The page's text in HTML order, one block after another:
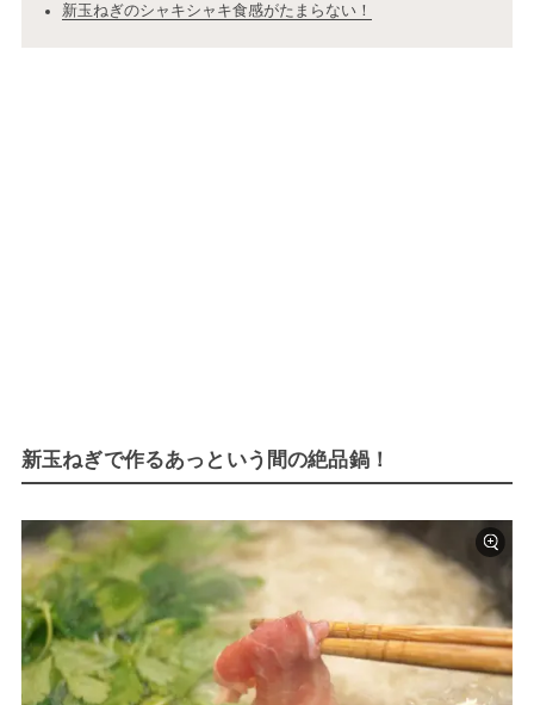
新玉ねぎのシャキシャキ食感がたまらない！
新玉ねぎで作るあっという間の絶品鍋！